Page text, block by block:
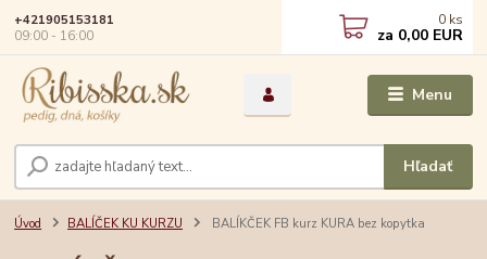
Menu
Hľadať
+421905153181
09:00 - 16:00
0 ks
za 0,00 EUR
Úvod BALÍČEK KU KURZU BALÍKČEK FB kurz KURA bez kopytka